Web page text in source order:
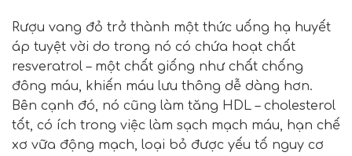
Rượu vang đỏ trở thành một thức uống hạ huyết
áp tuyệt vời do trong nó có chứa hoạt chất
resveratrol – một chất giống như chất chống
đông máu, khiến máu lưu thông dễ dàng hơn.
Bên cạnh đó, nó cũng làm tăng HDL – cholesterol
tốt, có ích trong việc làm sạch mạch máu, hạn chế
xơ vữa động mạch, loại bỏ được yếu tố nguy cơ